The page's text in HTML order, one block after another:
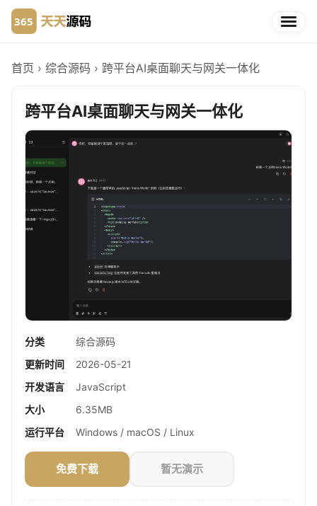
首页 › 综合源码 › 跨平台AI桌面聊天与网关一体化
跨平台AI桌面聊天与网关一体化
分类
综合源码
更新时间
2026-05-21
开发语言
JavaScript
大小
6.35MB
运行平台
Windows / macOS / Linux
免费下载 暂无演示